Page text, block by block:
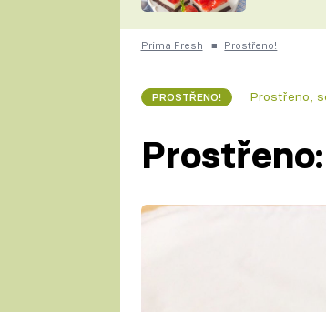
Prima Fresh ■ Prostřeno!
PROSTŘENO! Prostřeno,